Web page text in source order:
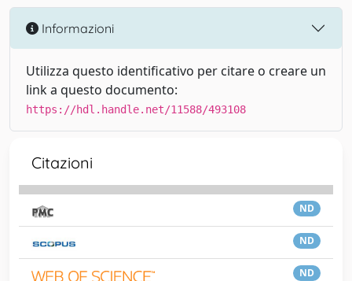
Informazioni
Utilizza questo identificativo per citare o creare un
link a questo documento:
https://hdl.handle.net/11588/493108
Citazioni
ND
ND
ND